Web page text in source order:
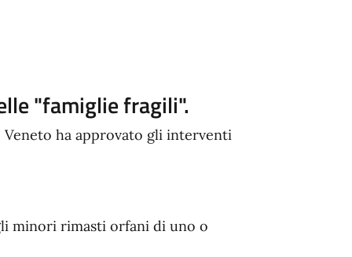
"famiglie fragili".
Veneto ha approvato gli interventi
minori rimasti orfani di uno o